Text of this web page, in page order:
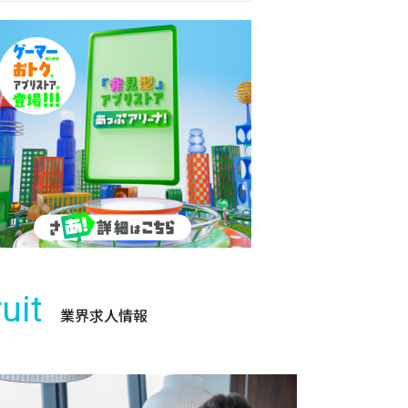
業界求人情報